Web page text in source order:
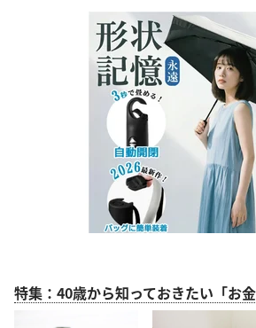
特集：40歳から知っておきたい「お金